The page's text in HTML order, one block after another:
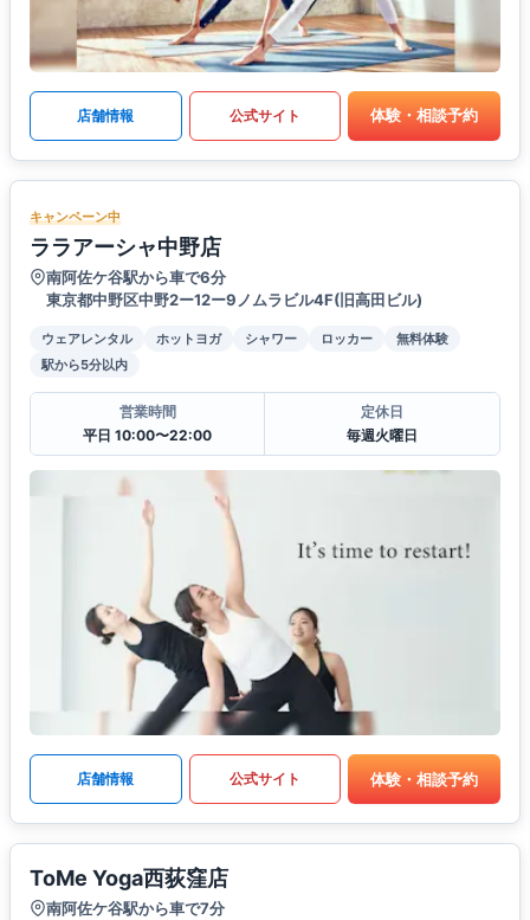
店舗情報 公式サイト 体験・相談予約
キャンペーン中
ララアーシャ中野店
南阿佐ケ谷駅から車で6分
東京都中野区中野2ー12ー9ノムラビル4F(旧高田ビル)
ウェアレンタル ホットヨガ シャワー ロッカー
無料体験
駅から5分以内
営業時間
平日 10:00〜22:00
定休日
毎週火曜日
店舗情報 公式サイト 体験・相談予約
ToMe Yoga西荻窪店
南阿佐ケ谷駅から車で7分